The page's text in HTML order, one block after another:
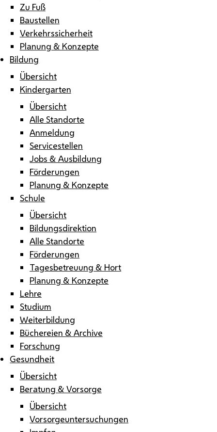
Zu Fuß
Baustellen
Verkehrssicherheit
Planung & Konzepte
Bildung
Übersicht
Kindergarten
Übersicht
Alle Standorte
Anmeldung
Servicestellen
Jobs & Ausbildung
Förderungen
Planung & Konzepte
Schule
Übersicht
Bildungsdirektion
Alle Standorte
Förderungen
Tagesbetreuung & Hort
Planung & Konzepte
Lehre
Studium
Weiterbildung
Büchereien & Archive
Forschung
Gesundheit
Übersicht
Beratung & Vorsorge
Übersicht
Vorsorgeuntersuchungen